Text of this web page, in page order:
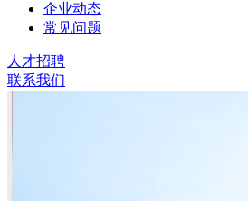
企业动态
常见问题
人才招聘
联系我们